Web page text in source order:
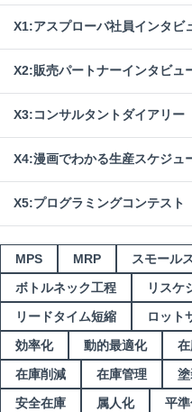
X1:アスプローバ社員インタビ
X2:販売パートナーインタビュ
X3:コンサルタントダイアリー
X4:漫画でわかる生産スケジュ
X5:プログラミングコンテスト
MPS MRP スモール
ボトルネック工程
リスケ
リードタイム短縮
ロット
効率化
動的最適化
在庫削減
在庫管理
安全在庫
属人化 平